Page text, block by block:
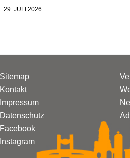
29. JULI 2026
Sitemap
Kontakt
Impressum
Datenschutz
Facebook
Instagram